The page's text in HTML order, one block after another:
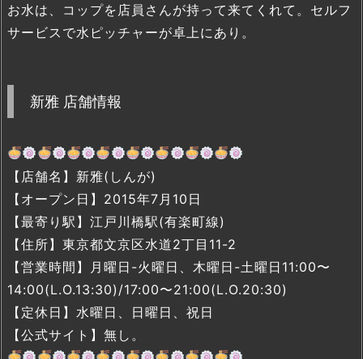
お水は、コップを店員さんが持って来てくれて。セルフ
サービスで水ピッチャーが卓上にあり。
新雅 店舗情報
【店舗名】新雅(しんが)
【オープン日】2015年7月10日
【最寄り駅】江戸川橋駅(有楽町線)
【住所】東京都文京区水道2丁目11-2
【営業時間】月曜日-火曜日、木曜日-土曜日11:00〜
14:00(L.O.13:30)/17:00〜21:00(L.O.20:30)
【定休日】水曜日、日曜日、祝日
【公式サイト】無し。